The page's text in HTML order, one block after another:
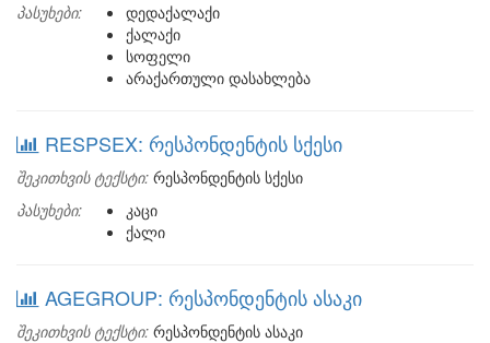
პასუხები:
დედაქალაქი
ქალაქი
სოფელი
არაქართული დასახლება
RESPSEX: რესპონდენტის სქესი
შეკითხვის ტექსტი: რესპონდენტის სქესი
პასუხები:
კაცი
ქალი
AGEGROUP: რესპონდენტის ასაკი
შეკითხვის ტექსტი: რესპონდენტის ასაკი